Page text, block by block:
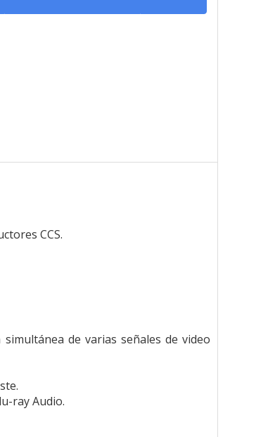
CCS.
de varias señales de video
ray Audio.